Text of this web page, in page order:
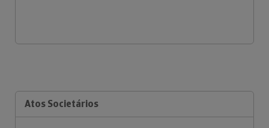
Atos Societários